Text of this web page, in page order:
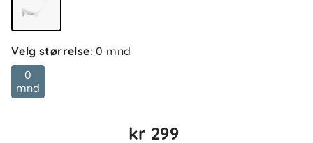
Velg størrelse:0 mnd
0
mnd
kr 299
JD Jovana D